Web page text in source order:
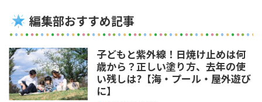
編集部おすすめ記事
子どもと紫外線！日焼け止めは何
歳から？正しい塗り方、去年の使
い残しは?【海・プール・屋外遊び
に】